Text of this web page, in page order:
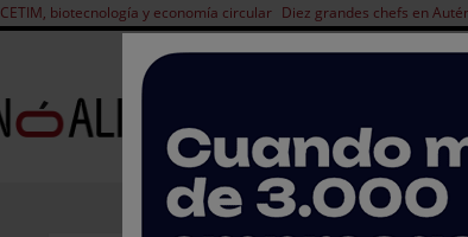
CETIM, biotecnología y economía circular Diez grandes chefs en